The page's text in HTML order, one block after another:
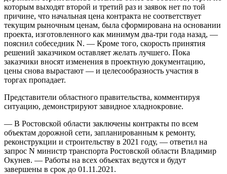
которым выходят второй и третий раз и заявок нет по той
причине, что начальная цена контракта не соответствует
текущим рыночным ценам, была сформирована на основании
проекта, изготовленного как минимум два-три года назад, —
пояснил собеседник N. — Кроме того, скорость принятия
решений заказчиком оставляет желать лучшего. Пока
заказчики вносят изменения в проектную документацию,
цены снова вырастают — и целесообразность участия в
торгах пропадает.
Представители областного правительства, комментируя
ситуацию, демонстрируют завидное хладнокровие.
— В Ростовской области заключены контракты по всем
объектам дорожной сети, запланированным к ремонту,
реконструкции и строительству в 2021 году, — ответил на
запрос N министр транспорта Ростовской области Владимир
Окунев. — Работы на всех объектах ведутся и будут
завершены в срок до 01.11.2021.